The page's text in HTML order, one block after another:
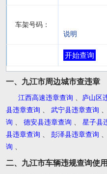
车架号码：
说明
开始查询
一、九江市周边城市查违章
江西高速违章查询 庐山区
县违章查询
武宁县违章查询
询
德安县违章查询 星子县
县违章查询
彭泽县违章查询
询
二、九江市车辆违规查询使